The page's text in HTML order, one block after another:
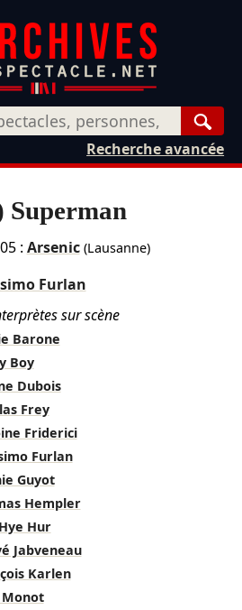
Recherche avancée
Superman
: Arsenic(Lausanne)
Furlan
sur scène
Barone
Boy
Dubois
Frey
Friderici
Furlan
Guyot
Hempler
Hur
Jabveneau
Karlen
Monot